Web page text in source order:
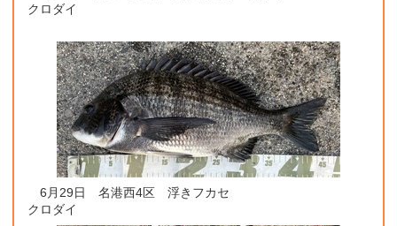
クロダイ
6月29日 名港西4区 浮きフカセ
クロダイ